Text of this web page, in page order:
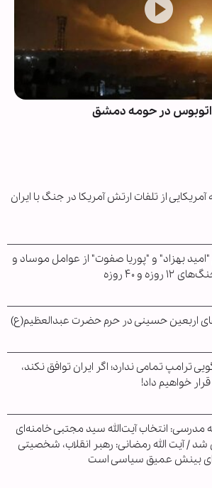
اتوبوس در حومه دمشق
آمریکایی از تلفات ارتش آمریکا در جنگ با ایران
"امید بهزاد" و "پوریا صفوت" از عوامل موساد و
و ۴۰ روزه
اربعین حسینی در حرم حضرت عبدالعظیم(ع)
ترامپ تمامی ندارد؛ اگر ایران توافق نکند،
خواهیم داد!
مدرسی: انتخاب آیت‌الله سید مجتبی خامنه‌ای
/ آیت الله رمضانی: رهبر انقلاب، شخصیتی
بینش عمیق سیاسی است